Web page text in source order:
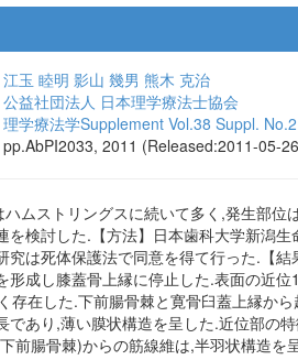
江玉 睦明 影山 幾男 熊木 克治
公益社団法人 日本理学療法士協会
理学療法学Supplement Vol.38 Suppl.
pp.AbPI2033, 2011 (Released:2011-05-
ハムストリングスに続いて多く,発生部
を検討した.【方法】日本歯科大学新潟
究は死体保護法で同意を得て行った.【
形成し膝蓋骨上縁に停止した.表面の近
存在した.下前腸骨棘と寛骨臼蓋上縁か
であり,薄い膜状構造を呈した.近位部の
前腸骨棘)からの筋線維は,半羽状構造